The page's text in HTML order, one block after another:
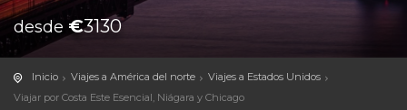
desde €3130
Inicio Viajes a América del norte
Viajes a Estados Unidos
Viajar por Costa Este Esencial, Niágara y Chicago